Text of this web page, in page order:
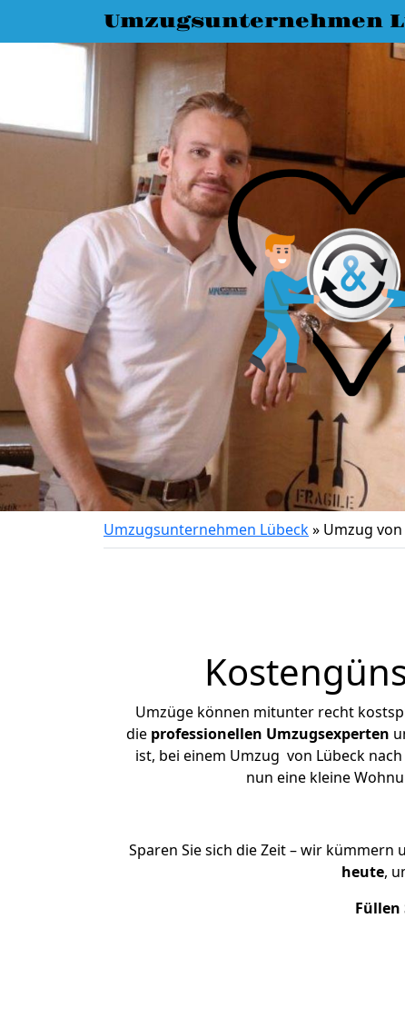
Umzugsunternehmen
Umzugsunternehmen Lübeck» Umzug
Umzüge können mitunter recht
die professionellen Umzugsexperten
ist, bei einem Umzug von Lübeck
nun eine kleine
Sparen Sie sich die Zeit – wir kümmern
heute,
Füllen